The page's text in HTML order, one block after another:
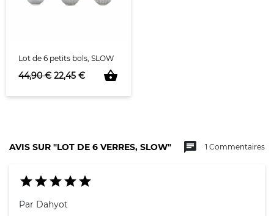
Lot de 6 petits bols, SLOW
Prix de base
44,90 € Prix
22,45 € shopping_basket
AVIS SUR "LOT DE 6 VERRES, SLOW" chat 1 Commentaires

Par Dahyot